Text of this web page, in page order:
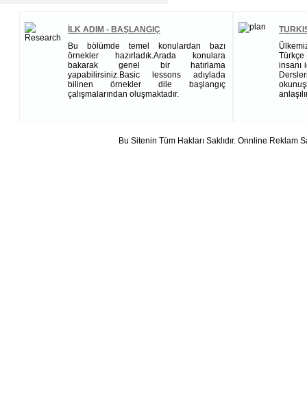
İLK ADIM - BAŞLANGIÇ
Bu bölümde temel konulardan bazı
örnekler hazırladık.Arada konulara
bakarak genel bir hatırlama
yapabilirsiniz.Basic lessons adıylada
bilinen örnekler dile başlangıç
çalışmalarından oluşmaktadır.
insanı
Bu Sitenin Tüm Hakları Saklıdır. Onnline